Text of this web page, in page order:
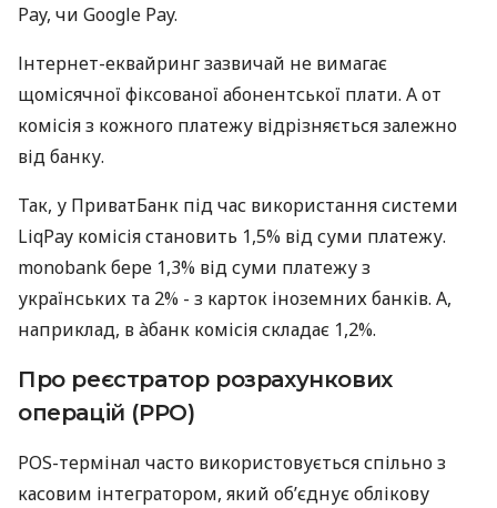
Pay, чи Google Pay.
Інтернет-еквайринг зазвичай не вимагає
щомісячної фіксованої абонентської плати. А от
комісія з кожного платежу відрізняється залежно
від банку.
Так, у ПриватБанк під час використання системи
LiqPay комісія становить 1,5% від суми платежу.
monobank бере 1,3% від суми платежу з
українських та 2% - з карток іноземних банків. А,
наприклад, в àбанк комісія складає 1,2%.
Про реєстратор розрахункових
операцій (РРО)
POS-термінал часто використовується спільно з
касовим інтегратором, який об’єднує облікову